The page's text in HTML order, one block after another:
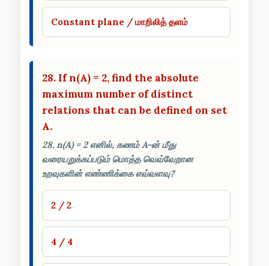
Constant plane / மாறிலித் தளம்
28. If n(A) = 2, find the absolute
maximum number of distinct
relations that can be defined on set
A.
28. n(A) = 2 எனில், கணம் A-ன் மீது
வரையறுக்கப்படும் மொத்த வெவ்வேறான
உறவுகளின் எண்ணிக்கை எவ்வளவு?
2 / 2
4 / 4